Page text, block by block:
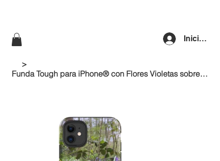
Iniciar
>
Funda Tough para iPhone® con Flores Violetas sobre Fondo de Bosque